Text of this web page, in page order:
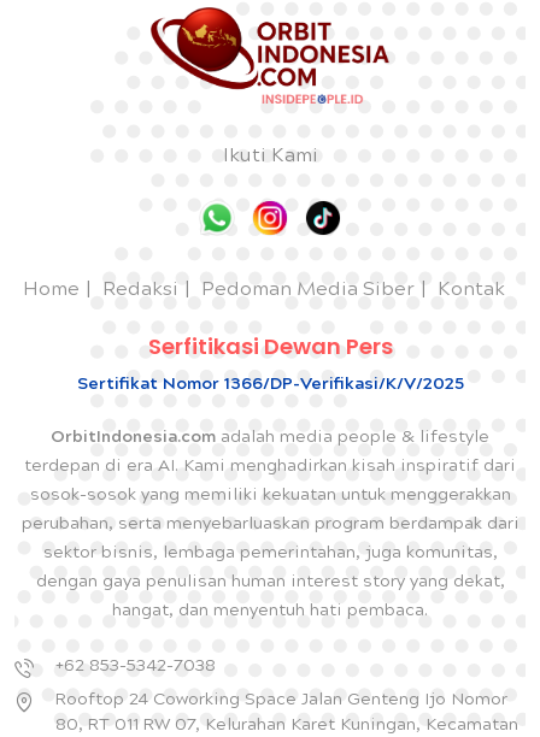
Ikuti Kami
Home Redaksi Pedoman Media Siber Kontak
Serfitikasi Dewan Pers
Sertifikat Nomor 1366/DP-Verifikasi/K/V/2025
OrbitIndonesia.com adalah media people & lifestyle
terdepan di era AI. Kami menghadirkan kisah inspiratif dari
sosok-sosok yang memiliki kekuatan untuk menggerakkan
perubahan, serta menyebarluaskan program berdampak dari
sektor bisnis, lembaga pemerintahan, juga komunitas,
dengan gaya penulisan human interest story yang dekat,
hangat, dan menyentuh hati pembaca.
+62 853-5342-7038
Rooftop 24 Coworking Space Jalan Genteng Ijo Nomor
80, RT 011 RW 07, Kelurahan Karet Kuningan, Kecamatan